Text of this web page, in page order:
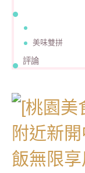
美味雙拼
評論